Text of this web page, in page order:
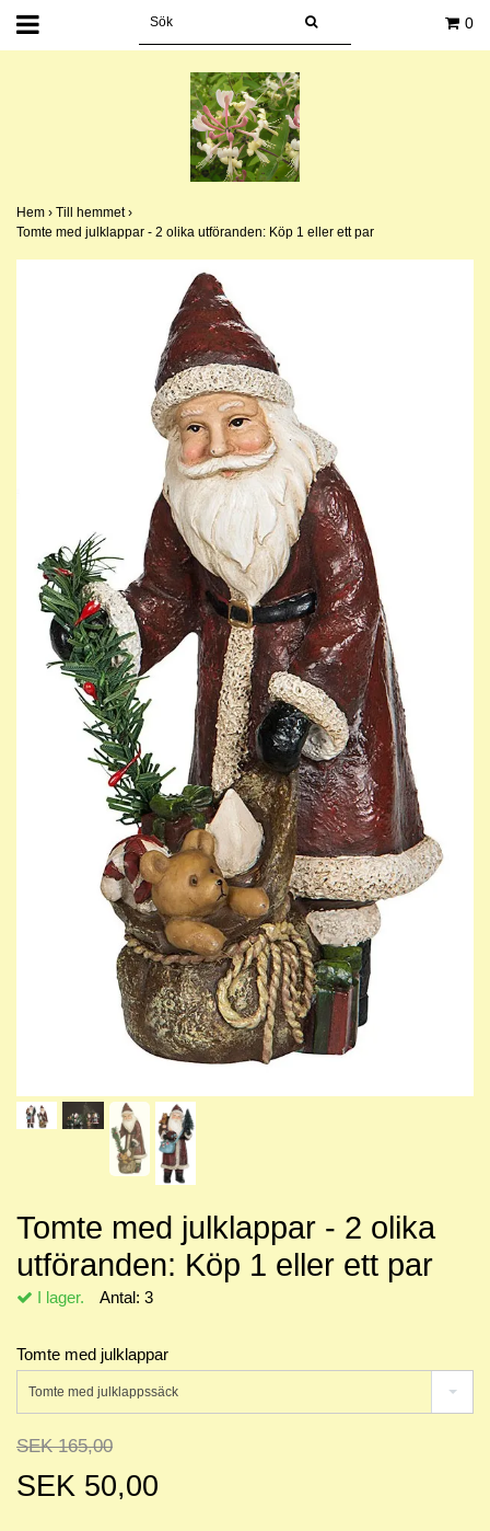
0
Hem › Till hemmet›
Tomte med julklappar - 2 olika utföranden: Köp 1 eller ett par
Tomte med julklappar - 2 olika
utföranden: Köp 1 eller ett par
I lager. Antal: 3
Tomte med julklappar
Tomte med julklappssäck
SEK 165,00
SEK 50,00